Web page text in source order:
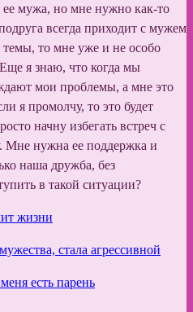
мужа, но мне нужно как-то
всегда приходит с мужем
то мне уже и не особо
я знаю, что когда мы
мои проблемы, а мне это
я промолчу, то это будет
начну избегать встреч с
Мне нужна ее поддержка и
наша дружба, без
в такой ситуации?
жизни
стала агрессивной
есть парень